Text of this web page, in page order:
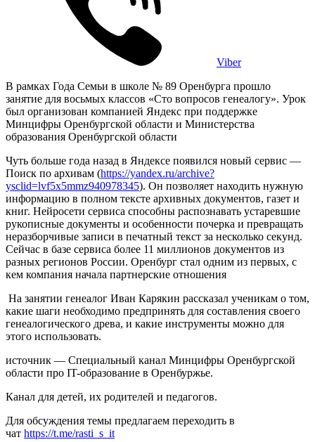
Viber
В рамках Года Семьи в школе № 89 Оренбурга прошло
занятие для восьмых классов «Сто вопросов генеалогу». Урок
был организован компанией Яндекс при поддержке
Минцифры Оренбургской области и Министерства
образования Оренбургской области
Чуть больше года назад в Яндексе появился новый сервис —
Поиск по архивам (https://yandex.ru/archive?
ysclid=lvf5x5mmz940978345). Он позволяет находить нужную
информацию в полном тексте архивных документов, газет и
книг. Нейросети сервиса способны распознавать устаревшие
рукописные документы и особенности почерка и превращать
неразборчивые записи в печатный текст за несколько секунд.
Сейчас в базе сервиса более 11 миллионов документов из
разных регионов России. Оренбург стал одним из первых, с
кем компания начала партнерские отношения
На занятии генеалог Иван Карякин рассказал ученикам о том,
какие шаги необходимо предпринять для составления своего
генеалогического древа, и какие инструменты можно для
этого использовать.
источник — Специальный канал Минцифры Оренбургской
области про IT-образование в Оренбуржье.
Канал для детей, их родителей и педагогов.
Для обсуждения темы предлагаем переходить в
чат https://t.me/rasti_s_it